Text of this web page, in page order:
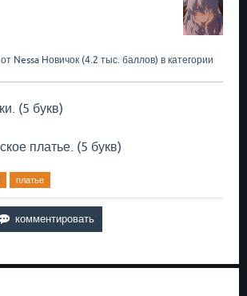
от Nessa Новичок (4.2 тыс. баллов) в категории
(5 букв)
платье. (5 букв)
платье